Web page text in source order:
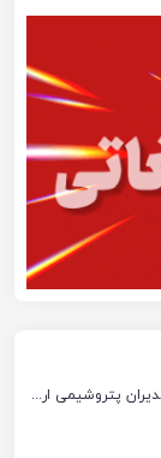
غبارروبی مزار شهدا در ماهشهر با حضور مدیران پتروشیمی اروند و مسئولان شهری